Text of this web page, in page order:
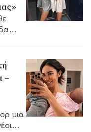
–
μια